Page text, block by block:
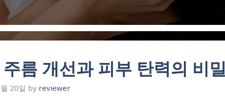
름 개선과 피부 탄력의 비밀
20일 by reviewer